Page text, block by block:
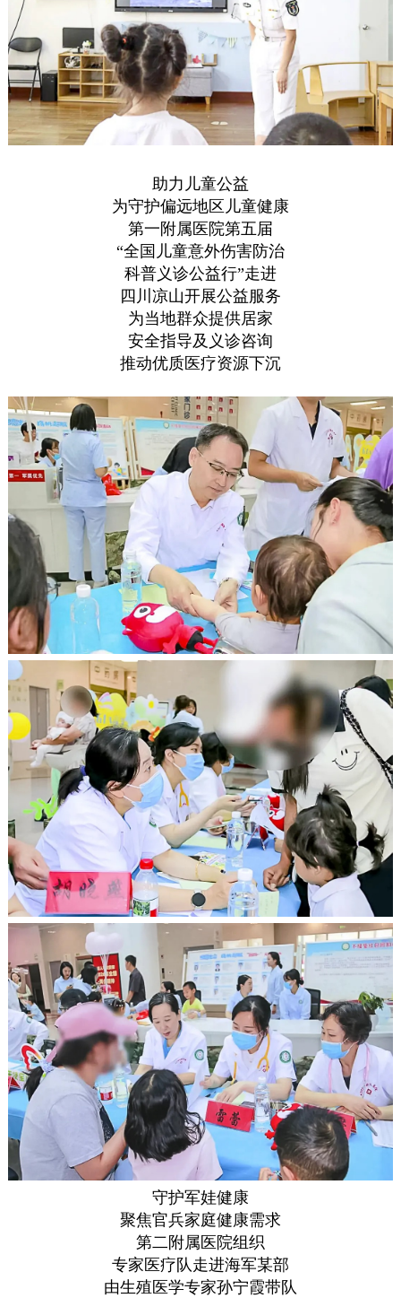
助力儿童公益
为守护偏远地区儿童健康
第一附属医院第五届
“全国儿童意外伤害防治
科普义诊公益行”走进
四川凉山开展公益服务
为当地群众提供居家
安全指导及义诊咨询
推动优质医疗资源下沉
守护军娃健康
聚焦官兵家庭健康需求
第二附属医院组织
专家医疗队走进海军某部
由生殖医学专家孙宁霞带队